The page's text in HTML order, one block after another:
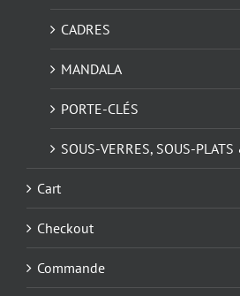
CADRES
MANDALA
PORTE-CLÉS
SOUS-VERRES, SOUS-
Cart
Checkout
Commande